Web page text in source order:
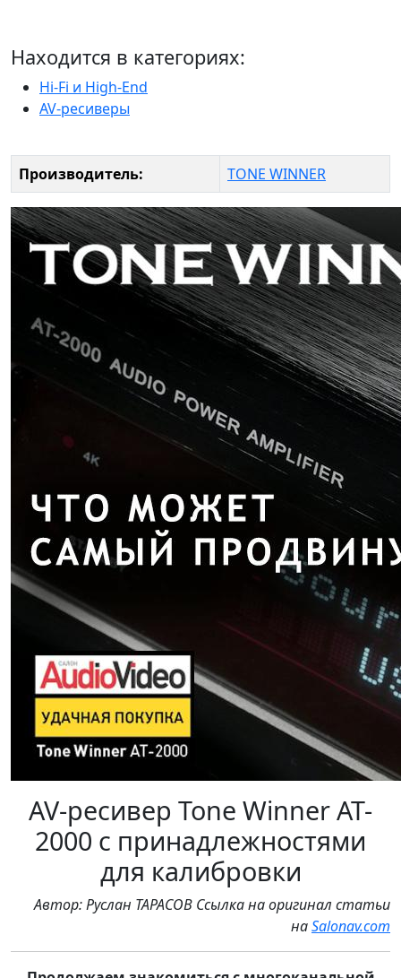
Находится в категориях:
Hi-Fi и High-End
AV-ресиверы
Производитель: TONE WINNER
AV-ресивер Tone Winner AT-
2000 с принадлежностями
для калибровки
Автор: Руслан ТАРАСОВ Ссылка на оригинал статьи
наSalonav.com